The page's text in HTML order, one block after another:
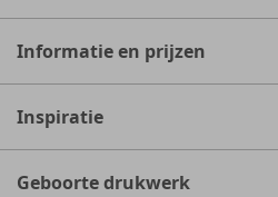
Informatie en prijzen
Inspiratie
Geboorte drukwerk